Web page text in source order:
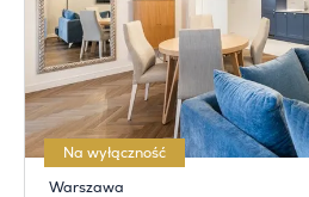
Na wyłączność
Warszawa